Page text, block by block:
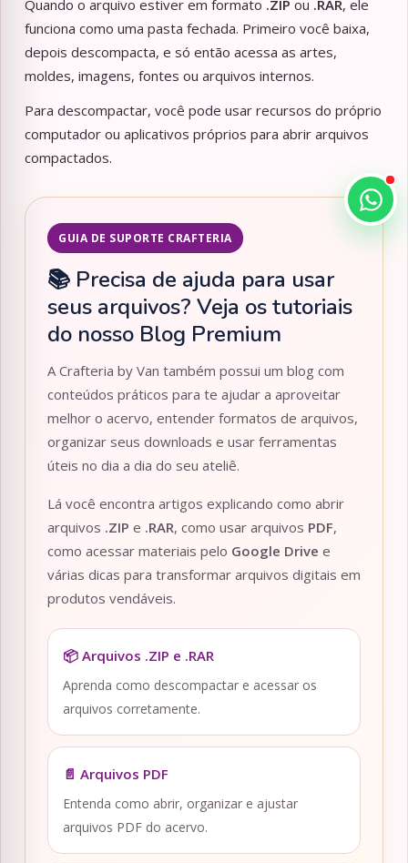
Quando o arquivo estiver em formato .ZIP ou .RAR, ele
funciona como uma pasta fechada. Primeiro você baixa,
depois descompacta, e só então acessa as artes,
moldes, imagens, fontes ou arquivos internos.
Para descompactar, você pode usar recursos do próprio
computador ou aplicativos próprios para abrir arquivos
compactados.
GUIA DE SUPORTE CRAFTERIA
📚 Precisa de ajuda para usar
seus arquivos? Veja os tutoriais
do nosso Blog Premium
A Crafteria by Van também possui um blog com
conteúdos práticos para te ajudar a aproveitar
melhor o acervo, entender formatos de arquivos,
organizar seus downloads e usar ferramentas
úteis no dia a dia do seu ateliê.
Lá você encontra artigos explicando como abrir
arquivos .ZIP e .RAR, como usar arquivos PDF,
como acessar materiais pelo Google Drive e
várias dicas para transformar arquivos digitais em
produtos vendáveis.
📦 Arquivos .ZIP e .RAR
Aprenda como descompactar e acessar os
arquivos corretamente.
📄 Arquivos PDF
Entenda como abrir, organizar e ajustar
arquivos PDF do acervo.